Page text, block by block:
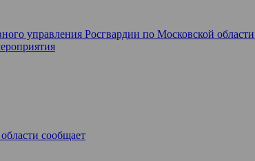
управления Росгвардии по Московской
сообщает